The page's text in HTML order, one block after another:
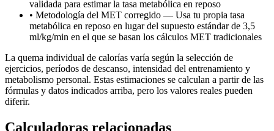
validada para estimar la tasa metabólica en reposo
• Metodología del MET corregido — Usa tu propia tasa
metabólica en reposo en lugar del supuesto estándar de 3,5
ml/kg/min en el que se basan los cálculos MET tradicionales
La quema individual de calorías varía según la selección de
ejercicios, períodos de descanso, intensidad del entrenamiento y
metabolismo personal. Estas estimaciones se calculan a partir de las
fórmulas y datos indicados arriba, pero los valores reales pueden
diferir.
Calculadoras relacionadas